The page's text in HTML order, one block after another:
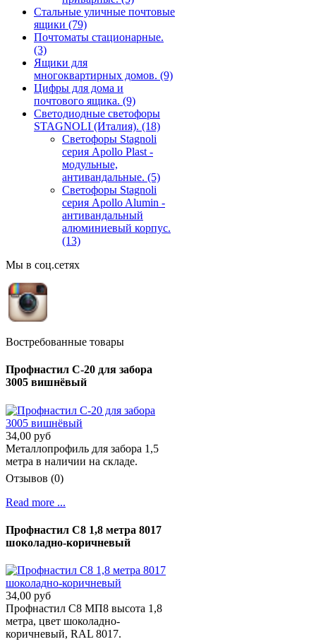
Стальные уличные почтовые
ящики (79)
Почтоматы стационарные.
(3)
Ящики для
многоквартирных домов. (9)
Цифры для дома и
почтового ящика. (9)
Светодиодные светофоры
STAGNOLI (Италия). (18)
Светофоры Stagnoli
серия Apollo Plast -
модульные,
антивандальные. (5)
Светофоры Stagnoli
серия Apollo Alumin -
антивандальный
алюминиевый корпус.
(13)
Мы в соц.сетях
Востребованные товары
Профнастил С-20 для забора
3005 вишнёвый
34,00 руб
Металлопрофиль для забора 1,5
метра в наличии на складе.
Отзывов (0)
Read more ...
Профнастил С8 1,8 метра 8017
шоколадно-коричневый
34,00 руб
Профнастил C8 МП8 высота 1,8
метра, цвет шоколадно-
коричневый, RAL 8017.